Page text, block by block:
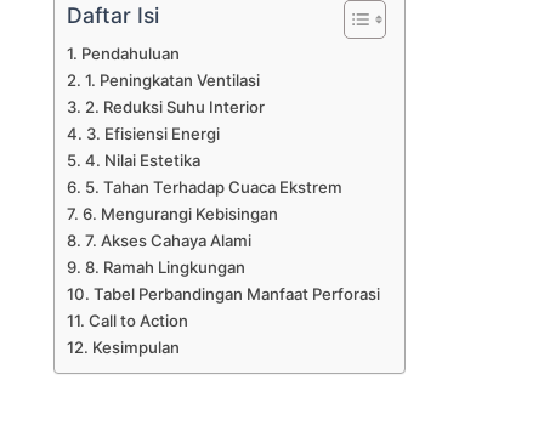
Daftar Isi
Pendahuluan
1. Peningkatan Ventilasi
2. Reduksi Suhu Interior
3. Efisiensi Energi
4. Nilai Estetika
5. Tahan Terhadap Cuaca Ekstrem
6. Mengurangi Kebisingan
7. Akses Cahaya Alami
8. Ramah Lingkungan
Tabel Perbandingan Manfaat Perforasi
Call to Action
Kesimpulan